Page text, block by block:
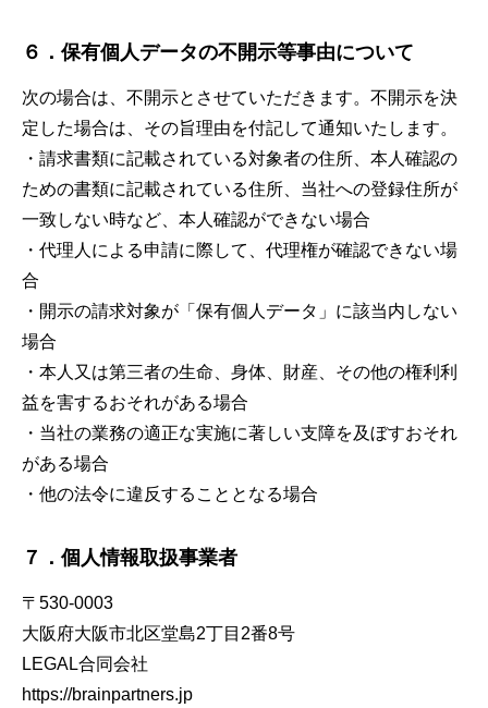
６．保有個人データの不開示等事由について
次の場合は、不開示とさせていただきます。不開示を決
定した場合は、その旨理由を付記して通知いたします。
・請求書類に記載されている対象者の住所、本人確認の
ための書類に記載されている住所、当社への登録住所が
一致しない時など、本人確認ができない場合
・代理人による申請に際して、代理権が確認できない場
合
・開示の請求対象が「保有個人データ」に該当内しない
場合
・本人又は第三者の生命、身体、財産、その他の権利利
益を害するおそれがある場合
・当社の業務の適正な実施に著しい支障を及ぼすおそれ
がある場合
・他の法令に違反することとなる場合
７．個人情報取扱事業者
〒530-0003
大阪府大阪市北区堂島2丁目2番8号
LEGAL合同会社
https://brainpartners.jp